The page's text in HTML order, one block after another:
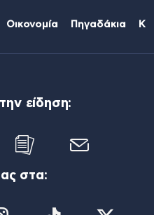
Οικονομία Πηγαδάκια
είδηση:
στα: